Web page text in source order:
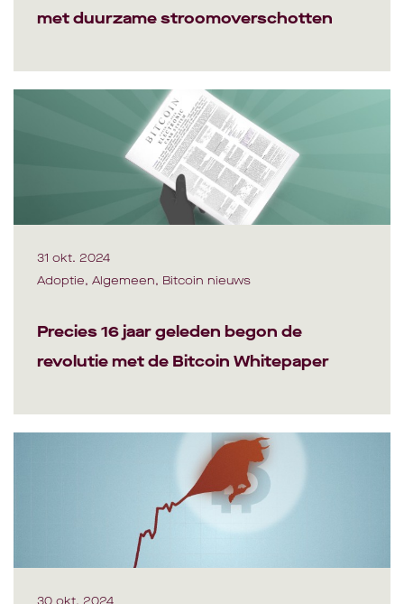
met duurzame stroomoverschotten
31 okt. 2024
Adoptie, Algemeen, Bitcoin nieuws
Precies 16 jaar geleden begon de
revolutie met de Bitcoin Whitepaper
30 okt. 2024